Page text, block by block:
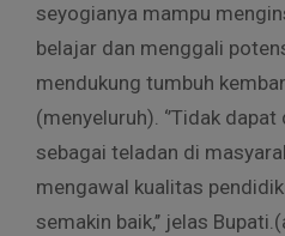
seyogianya mampu
belajar dan menggali
mendukung tumbuh
(menyeluruh). ‘’Tidak
sebagai teladan di
mengawal kualitas
semakin baik,’’ jelas